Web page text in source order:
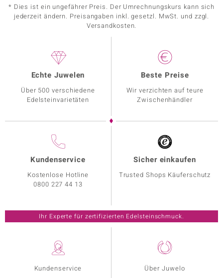
* Dies ist ein ungefährer Preis. Der Umrechnungskurs kann sich
jederzeit ändern. Preisangaben inkl. gesetzl. MwSt. und zzgl.
Versandkosten.
Kundenservice
Über Juwelo
Echte Juwelen
Über 500 verschiedene
Edelsteinvarietäten
Beste Preise
Wir verzichten auf teure
Zwischenhändler
Kundenservice
Kostenlose Hotline
0800 227 44 13
Sicher einkaufen
Trusted Shops Käuferschutz
Ihr Experte für zertifizierten Edelsteinschmuck.